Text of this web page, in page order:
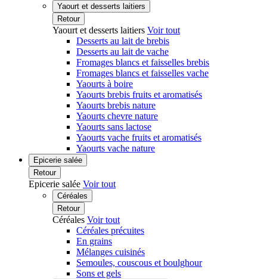
Yaourt et desserts laitiers
Retour
Yaourt et desserts laitiers Voir tout
Desserts au lait de brebis
Desserts au lait de vache
Fromages blancs et faisselles brebis
Fromages blancs et faisselles vache
Yaourts à boire
Yaourts brebis fruits et aromatisés
Yaourts brebis nature
Yaourts chevre nature
Yaourts sans lactose
Yaourts vache fruits et aromatisés
Yaourts vache nature
Epicerie salée
Retour
Epicerie salée Voir tout
Céréales
Retour
Céréales Voir tout
Céréales précuites
En grains
Mélanges cuisinés
Semoules, couscous et boulghour
Sons et gels